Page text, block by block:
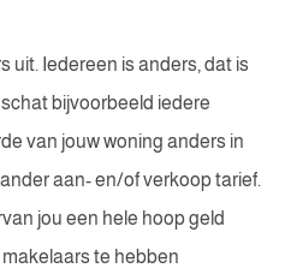
uit. Iedereen is anders, dat is
bijvoorbeeld iedere
van jouw woning anders in
aan- en/of verkoop tarief.
jou een hele hoop geld
te hebben